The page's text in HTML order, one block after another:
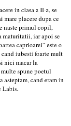
in clasa a II-a, se
mare placere dupa ce
naste primul copil,
iar apoi se
caprioarei” este o
iubesti foarte mult
nici macar la
spune poetul
asteptam, cand eram in
Labis.